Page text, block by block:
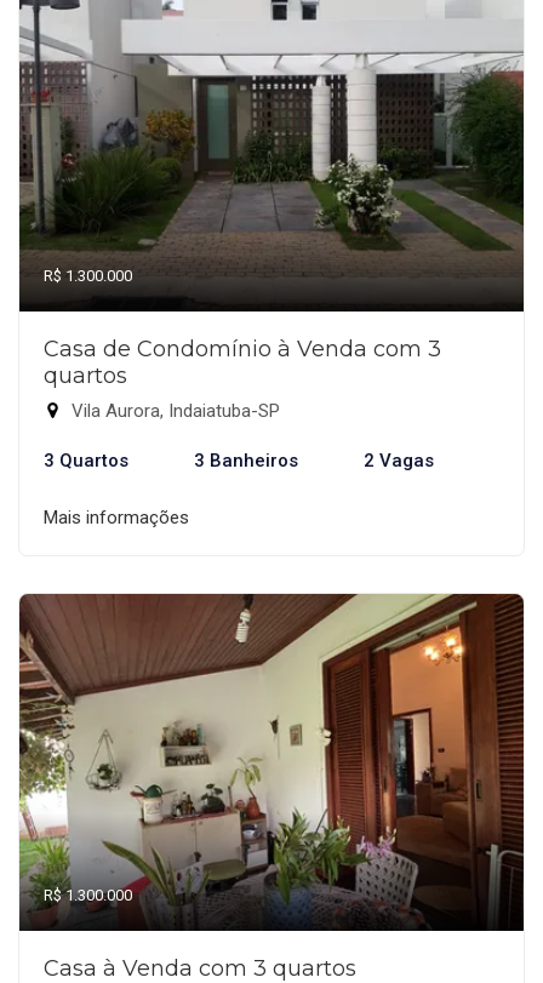
R$ 1.300.000
Casa de Condomínio à Venda com 3
quartos
Vila Aurora, Indaiatuba-SP
3 Quartos 3 Banheiros 2 Vagas
Mais informações
R$ 1.300.000
Casa à Venda com 3 quartos